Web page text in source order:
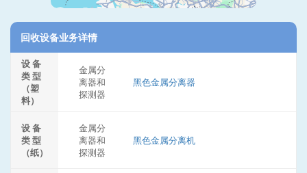
回收设备业务详情
设 备
类 型
（塑
料）
金属分
离器和
探测器
黑色金属分离器
设 备
类 型
（纸）
金属分
离器和
探测器
黑色金属分离机